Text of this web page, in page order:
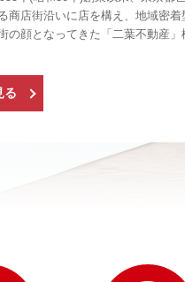
商店街沿いに店を構え、地域密着
の顔となってきた「二葉不動産」
る